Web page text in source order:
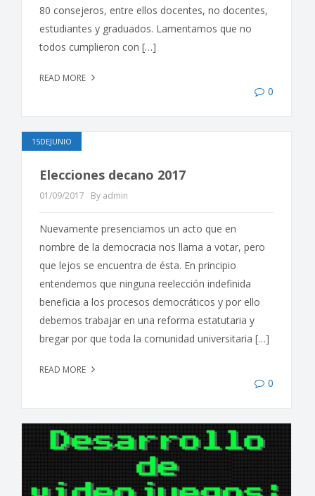
80 consejeros, entre ellos docentes, no docentes,
estudiantes y graduados. Lamentamos que no
todos cumplieron con […]
READ MORE
0
15DEJUNIO
Elecciones decano 2017
01/09/2017 By admin
Nuevamente presenciamos un acto que en
nombre de la democracia nos llama a votar, pero
que lejos se encuentra de ésta. En principio
entendemos que ninguna reelección indefinida
beneficia a los procesos democráticos y por ello
debemos trabajar en una reforma estatutaria y
bregar por que toda la comunidad universitaria […]
READ MORE
0